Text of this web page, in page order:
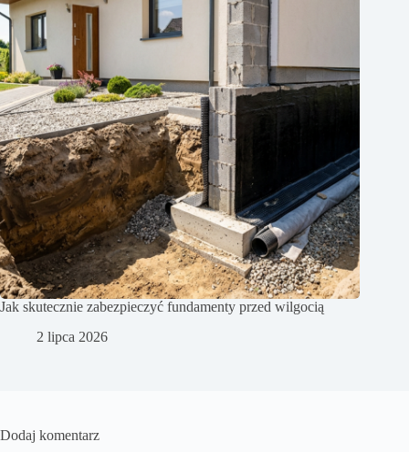
Jak skutecznie zabezpieczyć fundamenty przed wilgocią
2 lipca 2026
Dodaj komentarz